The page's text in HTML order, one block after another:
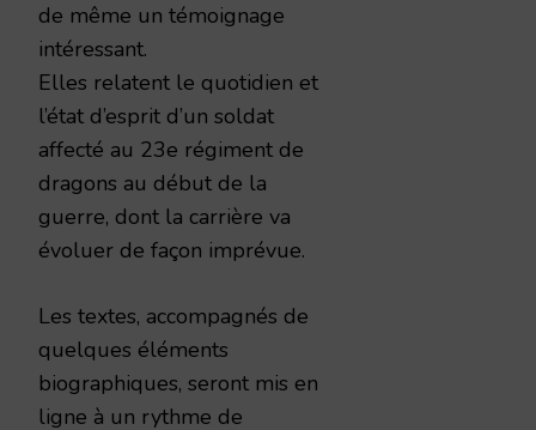
de même un témoignage
intéressant.
Elles relatent le quotidien et
l’état d’esprit d’un soldat
affecté au 23e régiment de
dragons au début de la
guerre, dont la carrière va
évoluer de façon imprévue.
Les textes, accompagnés de
quelques éléments
biographiques, seront mis en
ligne à un rythme de